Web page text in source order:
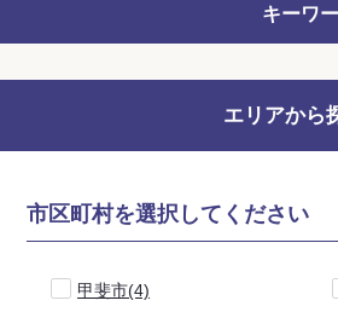
キーワ
エリアから
市区町村を選択してください
甲斐市(4)